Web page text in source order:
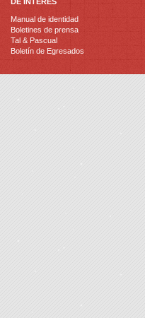
Manual de identidad
Boletines de prensa
Tal & Pascual
Boletín de Egresados